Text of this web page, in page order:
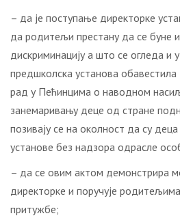
– да је поступање директорке
да родитељи престану да се буне и
дискриминацију а што се огледа и
предшколска установа обавестила
рад у Пећинцима о наводном
занемаривању деце од стране
позивају се на околност да су
установе без надзора одрасле
– да се овим актом демонстрира
директорке и поручује
притужбе;